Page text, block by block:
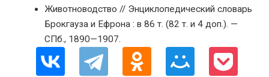
Животноводство // Энциклопедический словарь
Брокгауза и Ефрона : в 86 т. (82 т. и 4 доп.). —
СПб., 1890—1907.